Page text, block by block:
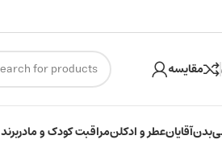
ارسال رایگان برای خرید ۳.۵
مقایسه
بدنآقایانعطر و ادکلنمراقبت کودک و مادر